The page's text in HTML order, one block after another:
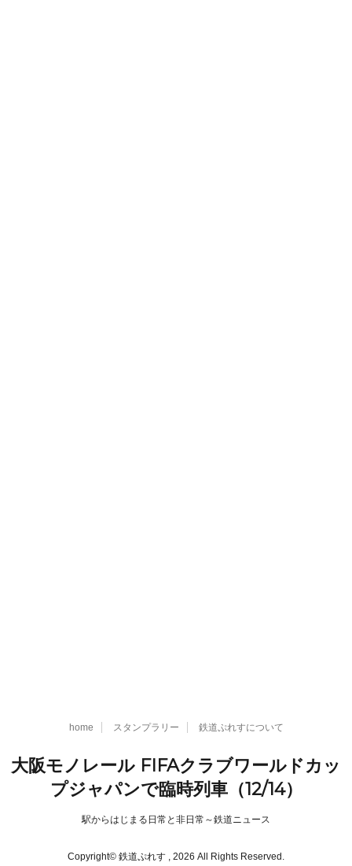
home スタンプラリー 鉄道ぷれすについて
大阪モノレール FIFAクラブワールドカッ
プジャパンで臨時列車（12/14）
駅からはじまる日常と非日常～鉄道ニュース
Copyright© 鉄道ぷれす , 2026 All Rights Reserved.